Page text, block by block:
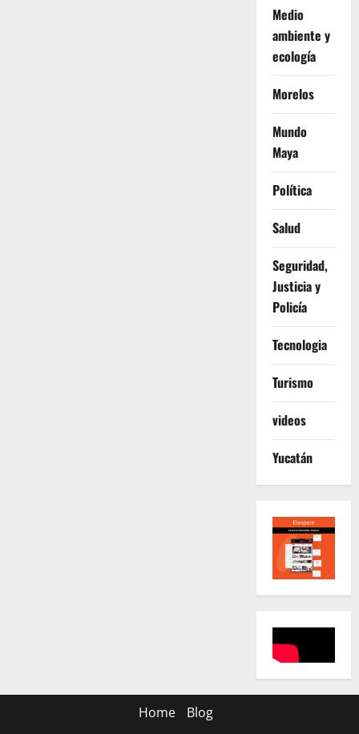
Medio
ambiente y
ecología
Morelos
Mundo
Maya
Política
Salud
Seguridad,
Justicia y
Policía
Tecnologia
Turismo
videos
Yucatán
Home Blog